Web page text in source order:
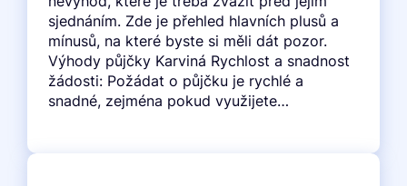
sjednáním. Zde je přehled hlavních plusů a
mínusů, na které byste si měli dát pozor.
Výhody půjčky Karviná Rychlost a snadnost
žádosti: Požádat o půjčku je rychlé a
snadné, zejména pokud využijete…